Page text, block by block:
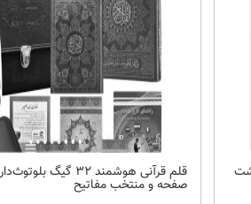
صفحه و منتخب مفاتیح